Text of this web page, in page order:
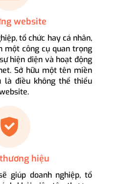
website
tổ chức hay cá nhân,
một công cụ quan trọng
hiện diện và hoạt động
Sở hữu một tên miền
là điều không thể thiếu
hiệu
giúp doanh nghiệp, tổ